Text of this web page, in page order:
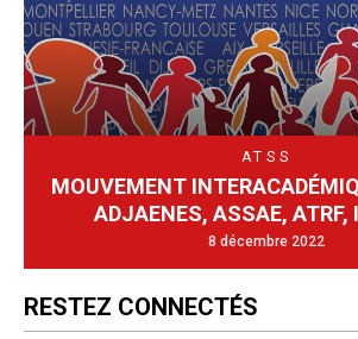
ATSS
MOUVEMENT
ADJAENES, ASSAE, ATRF,
8 décembre 2022
RESTEZ CONNECTÉS